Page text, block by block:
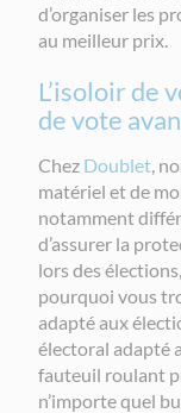
d’organiser les
au meilleur prix.
L’isoloir de
de vote
Chez Doublet,
matériel et de
notamment
d’assurer la
lors des
pourquoi vous
adapté aux
électoral adapté
fauteuil roulant
n’importe quel